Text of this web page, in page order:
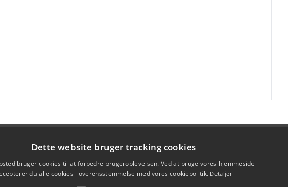
Dette website bruger tracking cookies
bruger cookies til at forbedre brugeroplevelsen. Ved at bruge vores hjemmeside
du alle cookies i overensstemmelse med vores cookiepolitik. Detaljer